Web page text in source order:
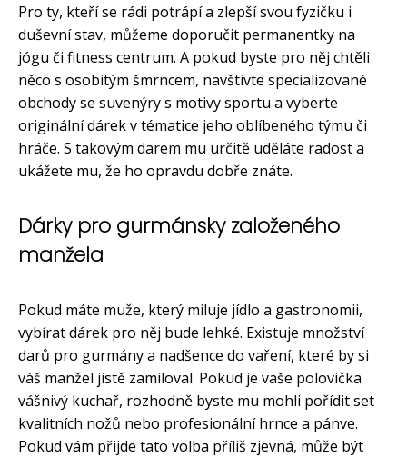
Pro ty, kteří se rádi potrápí a zlepší svou fyzičku i
duševní stav, můžeme doporučit permanentky na
jógu či fitness centrum. A pokud byste pro něj chtěli
něco s osobitým šmrncem, navštivte specializované
obchody se suvenýry s motivy sportu a vyberte
originální dárek v tématice jeho oblíbeného týmu či
hráče. S takovým darem mu určitě uděláte radost a
ukážete mu, že ho opravdu dobře znáte.
Dárky pro gurmánsky založeného
manžela
Pokud máte muže, který miluje jídlo a gastronomii,
vybírat dárek pro něj bude lehké. Existuje množství
darů pro gurmány a nadšence do vaření, které by si
váš manžel jistě zamiloval. Pokud je vaše polovička
vášnivý kuchař, rozhodně byste mu mohli pořídit set
kvalitních nožů nebo profesionální hrnce a pánve.
Pokud vám přijde tato volba příliš zjevná, může být